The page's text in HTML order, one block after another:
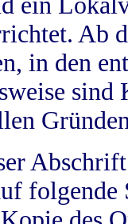
Ab
in den
sind